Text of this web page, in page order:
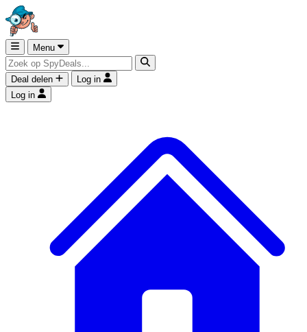
Menu
Deal delen
Log in
Log in